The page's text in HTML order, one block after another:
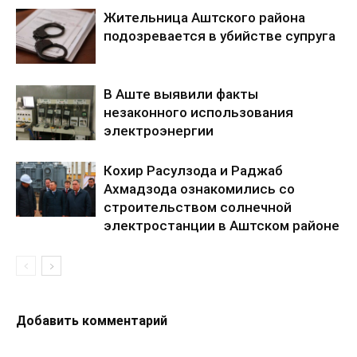
Жительница Аштского района
подозревается в убийстве супруга
В Аште выявили факты
незаконного использования
электроэнергии
Кохир Расулзода и Раджаб
Ахмадзода ознакомились со
строительством солнечной
электростанции в Аштском районе
Добавить комментарий